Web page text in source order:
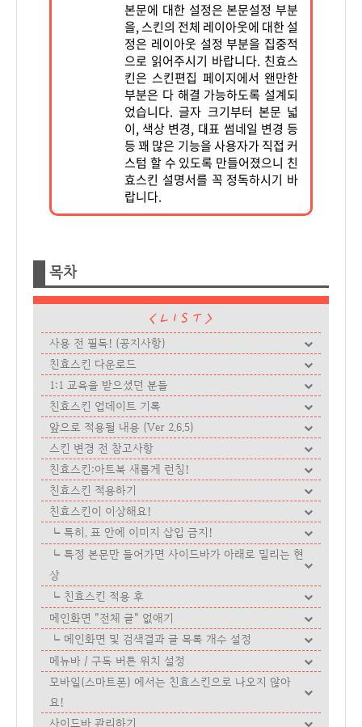
본문에 대한 설정은 본문설정 부분
을, 스킨의 전체 레이아웃에 대한 설
정은 레이아웃 설정 부분을 집중적
으로 읽어주시기 바랍니다. 친효스
킨은 스킨편집 페이지에서 왠만한
부분은 다 해결 가능하도록 설계되
었습니다. 글자 크기부터 본문 넓
이, 색상 변경, 대표 썸네일 변경 등
등 꽤 많은 기능을 사용자가 직접 커
스텀 할 수 있도록 만들어졌으니 친
효스킨 설명서를 꼭 정독하시기 바
랍니다.
목차
사용 전 필독! (공지사항)
친효스킨 다운로드
1:1 교육을 받으셨던 분들
친효스킨 업데이트 기록
앞으로 적용될 내용 (Ver 2.6.5)
스킨 변경 전 참고사항
친효스킨:아트북 새롭게 런칭!
친효스킨 적용하기
친효스킨이 이상해요!
특히, 표 안에 이미지 삽입 금지!
특정 본문만 들어가면 사이드바가 아래로 밀리는 현
상
친효스킨 적용 후
메인화면 "전체 글" 없애기
메인화면 및 검색결과 글 목록 개수 설정
메뉴바 / 구독 버튼 위치 설정
모바일(스마트폰) 에서는 친효스킨으로 나오지 않아
요!
사이드바 관리하기